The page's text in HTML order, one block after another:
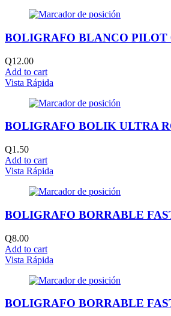
BOLIGRAFO BLANCO PILOT
Q12.00
Add to cart
Vista Rápida
BOLIGRAFO BOLIK ULTRA
Q1.50
Add to cart
Vista Rápida
BOLIGRAFO BORRABLE
Q8.00
Add to cart
Vista Rápida
BOLIGRAFO BORRABLE